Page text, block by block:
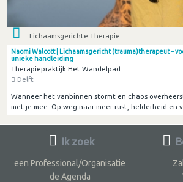
Lichaamsgerichte Therapie
Naomi Walcott | Lichaamsgericht (trauma)therapeut –
unieke handleiding
Therapiepraktijk Het Wandelpad
Delft
Wanneer het vanbinnen stormt en chaos
met je mee. Op weg naar meer rust, helderheid en
Ik zoek
een Professional/Organisatie
de Agenda